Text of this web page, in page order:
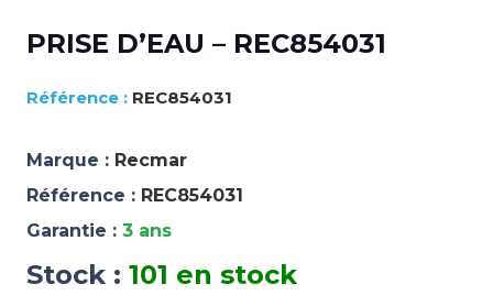
PRISE D’EAU – REC854031
REC854031
Marque : Recmar
Référence : REC854031
Garantie : 3 ans
Stock : 101 en stock